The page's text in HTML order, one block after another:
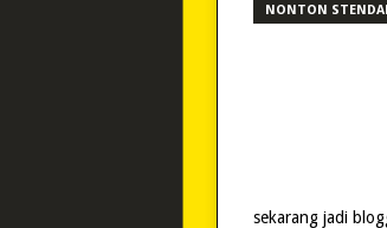
NONTON
sekarang jadi